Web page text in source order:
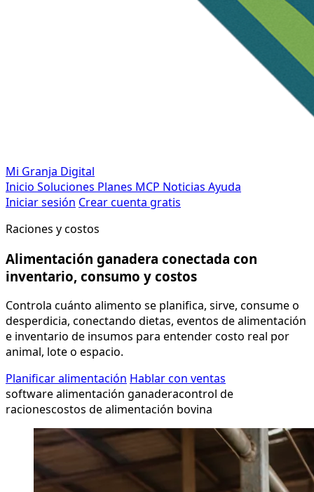
Mi Granja Digital
Inicio Soluciones Planes MCP Noticias Ayuda
Iniciar sesión Crear cuenta gratis
Raciones y costos
Alimentación ganadera conectada con
inventario, consumo y costos
Controla cuánto alimento se planifica, sirve, consume o
desperdicia, conectando dietas, eventos de alimentación
e inventario de insumos para entender costo real por
animal, lote o espacio.
Planificar alimentación Hablar con ventas
software alimentación ganaderacontrol de
racionescostos de alimentación bovina